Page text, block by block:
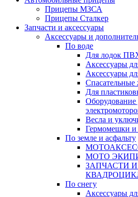
Прицепы МЗСА
Прицепы Сталкер
Запчасти и аксессуары
Аксессуары и
По воде
Для лодок
Аксессуары
Аксессуары
Для
Весла и
Гермомешки и
По земле и асфальту
МОТО
ЗАПЧАСТИ
По снегу
Аксессуары